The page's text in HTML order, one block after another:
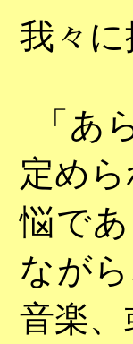
我々
「あ
定め
悩で
なが
音楽